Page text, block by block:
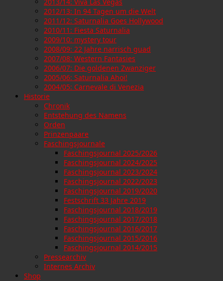
2012/13: In 94 Tagen um die Welt
2011/12: Saturnalia Goes Hollywood
2010/11: Fiesta Saturnalia
2009/10: mystery tour
2008/09: 22 Jahre narrisch guad
2007/08: Western Fantasies
2006/07: Die goldenen Zwanziger
2005/06: Saturnalia Ahoi!
2004/05: Carnevale di Venezia
Historie
Chronik
Entstehung des Namens
Orden
Prinzenpaare
Faschingsjournale
Faschingsjournal 2025/2026
Faschingsjournal 2024/2025
Faschingsjournal 2023/2024
Faschingsjournal 2022/2023
Faschingsjournal 2019/2020
Festschrift 33 Jahre 2019
Faschingsjournal 2018/2019
Faschingsjournal 2017/2018
Faschingsjournal 2016/2017
Faschingsjournal 2015/2016
Faschingsjournal 2014/2015
Pressearchiv
Internes Archiv
Shop